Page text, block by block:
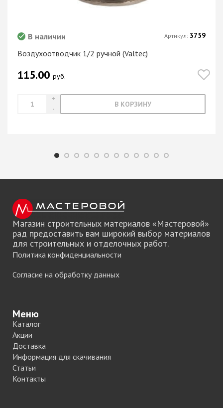
Воздухоотводчик 1/2 ручной (Valtec)
В наличии
115.00 руб.
В КОРЗИНУ
Артикул: 3759
Магазин строительных материалов «Мастеровой»
рад предоставить вам широкий выбор материалов
для строительных и отделочных работ.
Политика конфиденциальности
Согласие на обработку данных
Меню
Каталог
Акции
Доставка
Информация для скачивания
Статьи
Контакты